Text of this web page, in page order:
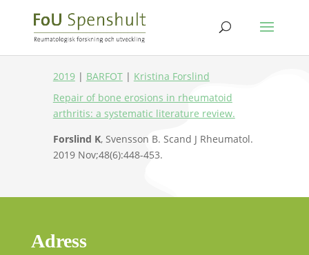
2019| BARFOT| Kristina Forslind
Repair of bone erosions in rheumatoid
arthritis: a systematic literature review.
Forslind K, Svensson B. Scand J Rheumatol.
2019 Nov;48(6):448-453.
Adress